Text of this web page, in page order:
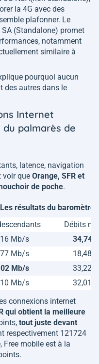
la 4G avec des
plafonner. Le
(Standalone) promet
notamment
similaire à
pourquoi aucun
des autres dans le
Internet
du palmarès de
latence, navigation
voir que Orange, SFR et
de poche.
résultats du baromètre
Débits
Mb/s
34,74
Mb/s
18,48
Mb/s
33,22
Mb/s
32,01
connexions internet
qui obtient la meilleure
tout juste devant
respectivement 121724
Free mobile est à la